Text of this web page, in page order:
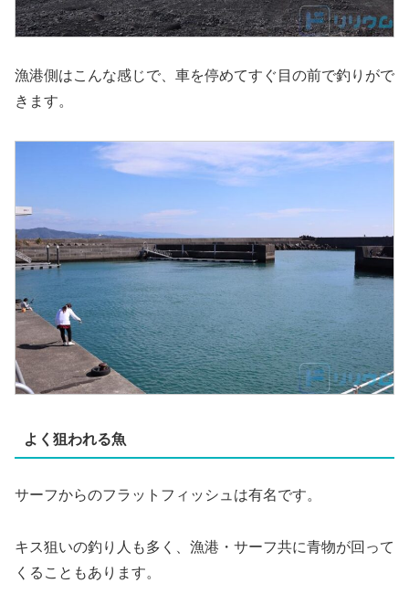
漁港側はこんな感じで、車を停めてすぐ目の前で釣りがで
きます。
よく狙われる魚
サーフからのフラットフィッシュは有名です。
キス狙いの釣り人も多く、漁港・サーフ共に青物が回って
くることもあります。